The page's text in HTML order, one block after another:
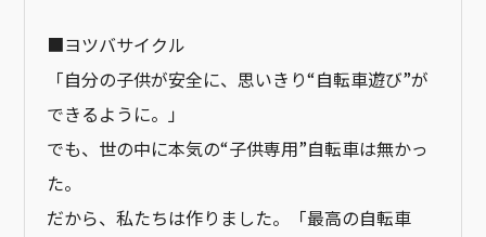
■ヨツバサイクル
「自分の子供が安全に、思いきり“自転車遊び”が
できるように。」
でも、世の中に本気の“子供専用”自転車は無かっ
た。
だから、私たちは作りました。「最高の自転車